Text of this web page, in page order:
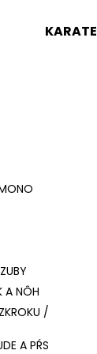
KARATE
A NÔH
/
A PŔS